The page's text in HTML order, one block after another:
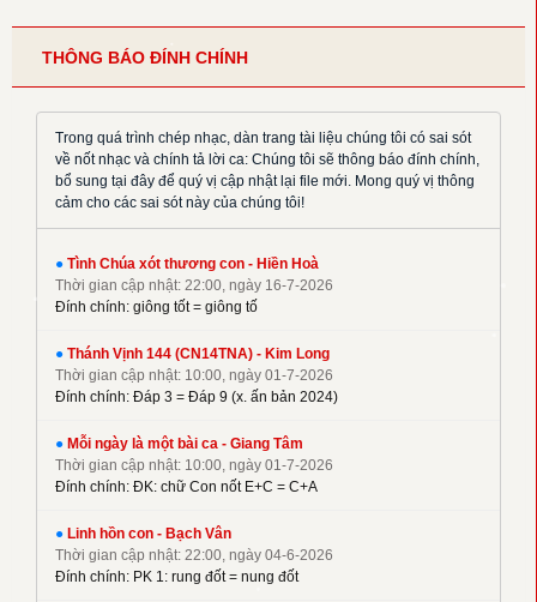
Hoàng Phương
Hồng Trần
Huy Hoàng
✦ Khắc Đỗ
Kim Đường
Kim Long
Linh Nguyên
M. Tigon
Mai Thiện
Mi Trầm
Ngọc Linh
Nguyên Dũng
THÔNG BÁO ĐÍNH CHÍNH
Trong quá trình chép nhạc, dàn trang tài liệu chúng tôi có sai sót
về nốt nhạc và chính tả lời ca: Chúng tôi sẽ thông báo đính chính,
bổ sung tại đây để quý vị cập nhật lại file mới. Mong quý vị thông
cảm cho các sai sót này của chúng tôi!
● Tình Chúa xót thương con - Hiền Hoà
Thời gian cập nhật: 22:00, ngày 16-7-2026
Đính chính: giông tốt = giông tố
● Thánh Vịnh 144 (CN14TNA) - Kim Long
Thời gian cập nhật: 10:00, ngày 01-7-2026
Đính chính: Đáp 3 = Đáp 9 (x. ấn bản 2024)
● Mỗi ngày là một bài ca - Giang Tâm
Thời gian cập nhật: 10:00, ngày 01-7-2026
Đính chính: ĐK: chữ Con nốt E+C = C+A
● Linh hồn con - Bạch Vân
Thời gian cập nhật: 22:00, ngày 04-6-2026
Đính chính: PK 1: rung đốt = nung đốt